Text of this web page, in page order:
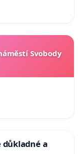
Svobody
důkladné a